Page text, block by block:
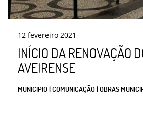
12 fevereiro 2021
INÍCIO DA RENOVAÇÃO
AVEIRENSE
MUNICIPIO | COMUNICAÇÃO | OBRAS